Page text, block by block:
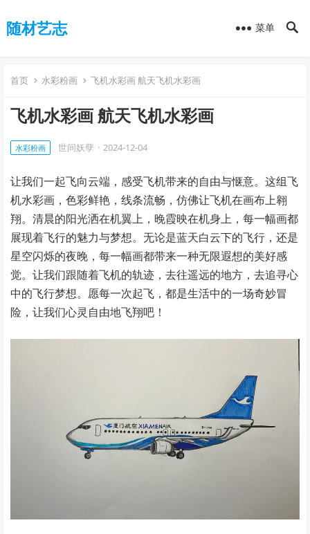
随材艺志 菜单
首页 水彩粉画 飞机水彩画 航天飞机水彩画
飞机水彩画 航天飞机水彩画
水彩粉画 世间妖孽 · 2024-12-04
让我们一起飞向云端，感受飞机带来的自由与惬意。这组飞
机水彩画，色彩鲜艳，线条流畅，仿佛让飞机在画布上翱
翔。清晨的阳光洒在机翼上，晚霞映在机身上，每一幅画都
展现着飞行的魅力与梦想。无论是蓝天白云下的飞行，还是
星空闪烁的夜晚，每一幅画都带来一种无限遐想的美好感
觉。让我们跟随着飞机的轨迹，去往遥远的地方，去追寻心
中的飞行梦想。愿每一次起飞，都是生活中的一场奇妙冒
险，让我们心灵自由地飞翔吧！